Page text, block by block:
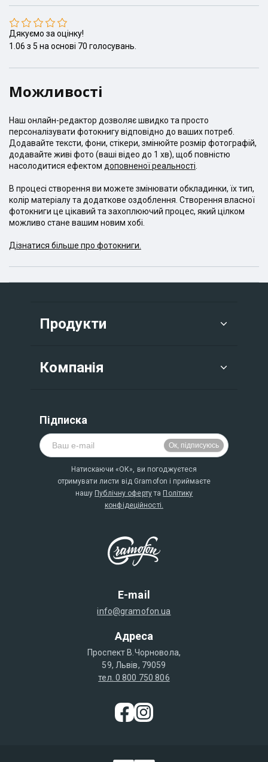
Дякуємо за оцінку!
1.06 з 5 на основі 70 голосувань.
Можливості
Наш онлайн-редактор дозволяє швидко та просто
персоналізувати фотокнигу відповідно до ваших потреб.
Додавайте тексти, фони, стікери, змінюйте розмір фотографій,
додавайте живі фото (ваші відео до 1 хв), щоб повністю
насолодитися ефектом доповненої реальності
В процесі створення ви можете змінювати обкладинки, їх тип,
колір матеріалу та додаткове оздоблення. Створення власної
фотокниги це цікавий та захоплюючий процес, який цілком
можливо стане вашим новим хобі.
Дізнатися більше про фотокниги.
E-mail
info@gramofon.ua
Адреса
Проспект В.Чорновола,
59, Львів, 79059
тел. 0 800 750 806
Продукти
Компанія
Підписка
Натискаючи «ОК», ви погоджуєтеся
отримувати листи від Gramofon і приймаєте
нашу Публічну офертута Політику
конфідеційності.